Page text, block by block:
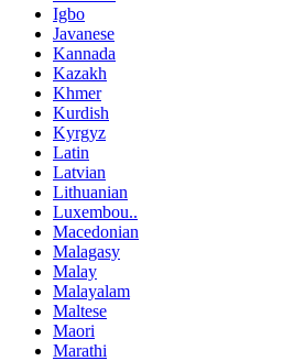
Igbo
Javanese
Kannada
Kazakh
Khmer
Kurdish
Kyrgyz
Latin
Latvian
Lithuanian
Luxembou..
Macedonian
Malagasy
Malay
Malayalam
Maltese
Maori
Marathi